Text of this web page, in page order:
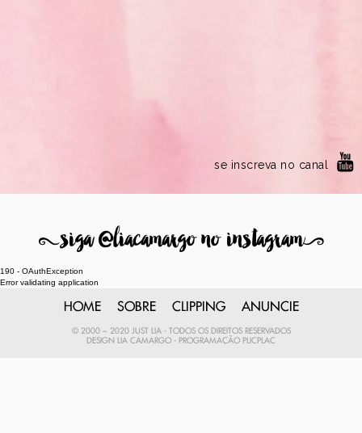
se inscreva no canal
8siga @liacamargo no instagram9
190 - OAuthException
Error validating application
HOME SOBRE CLIPPING ANUNCIE
© 2000 ~ 2020 JUST LIA - TODOS OS DIREITOS RESERVADOS
DESIGN
LIA CAMARGO - PROGRAMAÇÃO PLICPLAC